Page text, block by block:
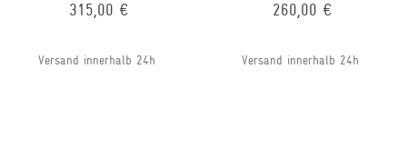
315,00 €
Versand innerhalb 24h
260,00 €
Versand innerhalb 24h